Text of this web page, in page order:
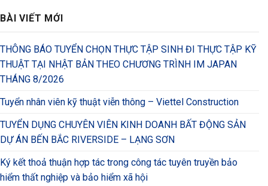
BÀI VIẾT MỚI
THÔNG BÁO TUYỂN CHỌN THỰC TẬP SINH ĐI THỰC TẬP KỸ
THUẬT TẠI NHẬT BẢN THEO CHƯƠNG TRÌNH IM JAPAN
THÁNG 8/2026
Tuyển nhân viên kỹ thuật viễn thông – Viettel Construction
TUYỂN DỤNG CHUYÊN VIÊN KINH DOANH BẤT ĐỘNG SẢN
DỰ ÁN BẾN BẮC RIVERSIDE – LẠNG SƠN
Ký kết thoả thuận hợp tác trong công tác tuyên truyền bảo
hiểm thất nghiệp và bảo hiểm xã hội